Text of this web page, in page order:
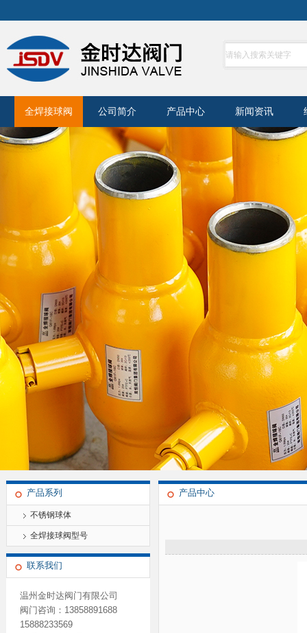
全焊接球阀 公司简介 产品中心 新闻资讯
产品系列
不锈钢球体
全焊接球阀型号
联系我们
温州金时达阀门有限公司
阀门咨询：13858891688
15888233569
产品中心